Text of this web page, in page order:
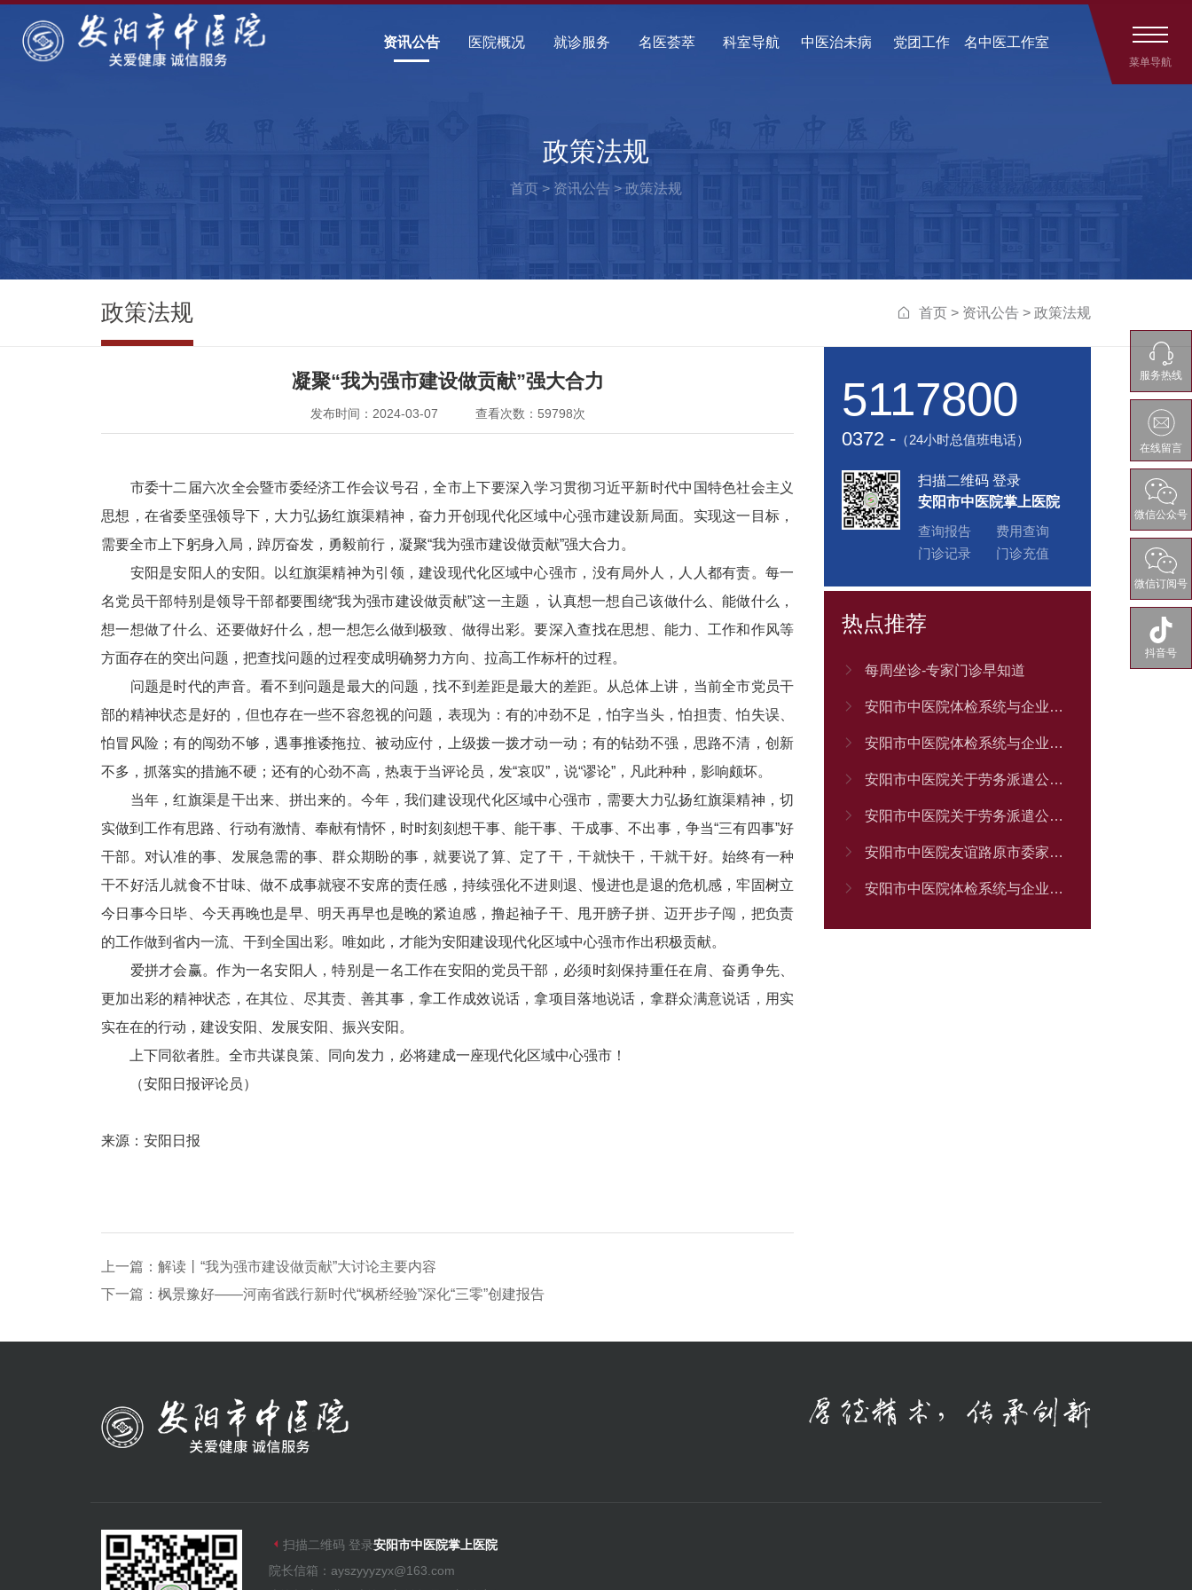
菜单导航
资讯公告 医院概况 就诊服务 名医荟萃 科室导航 中医治未病 党团工作 名中医工作室
政策法规
首页 > 资讯公告 > 政策法规
政策法规  首页 > 资讯公告 > 政策法规
凝聚“我为强市建设做贡献”强大合力
发布时间：2024-03-07 查看次数：59798次
市委十二届六次全会暨市委经济工作会议号召，全市上下要深入学习贯彻习近平新时代中国特色社会主义
思想，在省委坚强领导下，大力弘扬红旗渠精神，奋力开创现代化区域中心强市建设新局面。实现这一目标，
需要全市上下躬身入局，踔厉奋发，勇毅前行，凝聚“我为强市建设做贡献”强大合力。
安阳是安阳人的安阳。以红旗渠精神为引领，建设现代化区域中心强市，没有局外人，人人都有责。每一
名党员干部特别是领导干部都要围绕“我为强市建设做贡献”这一主题， 认真想一想自己该做什么、能做什么，
想一想做了什么、还要做好什么，想一想怎么做到极致、做得出彩。要深入查找在思想、能力、工作和作风等
方面存在的突出问题，把查找问题的过程变成明确努力方向、拉高工作标杆的过程。
问题是时代的声音。看不到问题是最大的问题，找不到差距是最大的差距。从总体上讲，当前全市党员干
部的精神状态是好的，但也存在一些不容忽视的问题，表现为：有的冲劲不足，怕字当头，怕担责、怕失误、
怕冒风险；有的闯劲不够，遇事推诿拖拉、被动应付，上级拨一拨才动一动；有的钻劲不强，思路不清，创新
不多，抓落实的措施不硬；还有的心劲不高，热衷于当评论员，发“哀叹”，说“谬论”，凡此种种，影响颇坏。
当年，红旗渠是干出来、拼出来的。今年，我们建设现代化区域中心强市，需要大力弘扬红旗渠精神，切
实做到工作有思路、行动有激情、奉献有情怀，时时刻刻想干事、能干事、干成事、不出事，争当“三有四事”好
干部。对认准的事、发展急需的事、群众期盼的事，就要说了算、定了干，干就快干，干就干好。始终有一种
干不好活儿就食不甘味、做不成事就寝不安席的责任感，持续强化不进则退、慢进也是退的危机感，牢固树立
今日事今日毕、今天再晚也是早、明天再早也是晚的紧迫感，撸起袖子干、甩开膀子拼、迈开步子闯，把负责
的工作做到省内一流、干到全国出彩。唯如此，才能为安阳建设现代化区域中心强市作出积极贡献。
爱拼才会赢。作为一名安阳人，特别是一名工作在安阳的党员干部，必须时刻保持重任在肩、奋勇争先、
更加出彩的精神状态，在其位、尽其责、善其事，拿工作成效说话，拿项目落地说话，拿群众满意说话，用实
实在在的行动，建设安阳、发展安阳、振兴安阳。
上下同欲者胜。全市共谋良策、同向发力，必将建成一座现代化区域中心强市！
（安阳日报评论员）
来源：安阳日报
上一篇： 解读丨“我为强市建设做贡献”大讨论主要内容
下一篇： 枫景豫好——河南省践行新时代“枫桥经验”深化“三零”创建报告
5117800
0372 -（24小时总值班电话）
扫描二维码 登录
安阳市中医院掌上医院
查询报告
费用查询
门诊记录
门诊充值
热点推荐
 每周坐诊-专家门诊早知道
 安阳市中医院体检系统与企业职工体检平台接口服务采购项目（二次） 竞争性谈判公告
 安阳市中医院体检系统与企业职工体检平台 接口服务采购项目 流标公告
 安阳市中医院关于劳务派遣公司的招标（三次） 竞争性磋商公告
 安阳市中医院关于劳务派遣公司的招标（二次） 流标公告
 安阳市中医院友谊路原市委家属院改造项目施工单位招标 中标结果公告
 安阳市中医院体检系统与企业职工体检平台接口服务采购项目 竞争性谈判公告
扫描二维码 登录安阳市中医院掌上医院
院长信箱：ayszyyyzyx@163.com
服务热线
在线留言
微信公众号
微信订阅号
抖音号